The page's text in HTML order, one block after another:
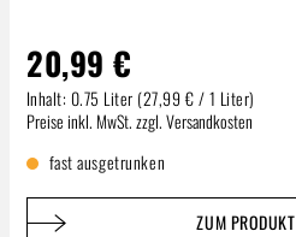
20,99 €
Inhalt: 0.75 Liter (27,99 € / 1 Liter)
Regulärer Preis:
Preise inkl. MwSt. zzgl. Versandkosten
fast ausgetrunken
ZUM PRODUKT